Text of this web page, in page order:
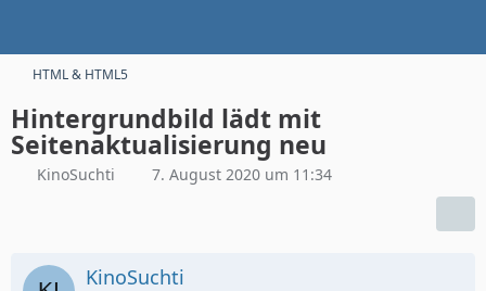
HTML & HTML5
Hintergrundbild lädt mit
Seitenaktualisierung neu
KinoSuchti 7. August 2020 um 11:34
KinoSuchti